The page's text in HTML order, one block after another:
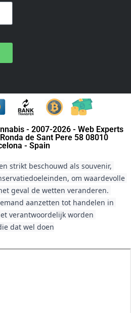
- 2007-2026 - Web Experts
de Sant Pere 58 08010
- Spain
strikt beschouwd als souvenir,
om waardevolle
geval de wetten veranderen.
aanzetten tot handelen in
verantwoordelijk worden
dat wel doen